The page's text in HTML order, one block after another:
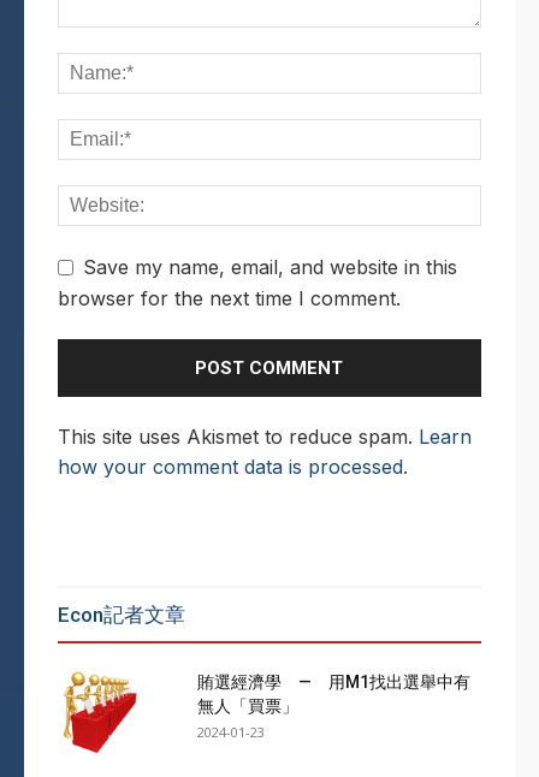
Save my name, email, and website in this
browser for the next time I comment.
This site uses Akismet to reduce spam. Learn
how your comment data is processed.
Econ記者文章
賄選經濟學 — 用M1找出選舉中有
無人「買票」
2024-01-23